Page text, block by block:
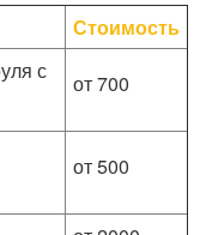
Стоимость
с
от 700
от 500